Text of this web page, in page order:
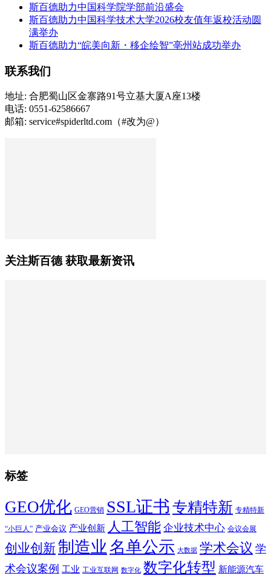
斯百德助力中国科学院学部前沿盛会
斯百德助力中国科学技术大学2026校友值年返校活动圆
满举办
斯百德助力“皖美向新・移企绘智”亳州站成功举办
联系我们
地址: 合肥蜀山区金寨路91号立基大厦A座13楼
电话: 0551-62586667
邮箱: service#spiderltd.com（#改为@）
关注斯百德 获取最新资讯
标签
GEO优化 GEO营销 SSL证书 专精特新 专精特新
“小巨人” 产业会议 产业创新 人工智能 企业技术中心 会议会展
创业创新制造业 名单公示 大数据 学术会议 学
术会议案例 工业 工业互联网 数字化 数字化转型 新能源汽车